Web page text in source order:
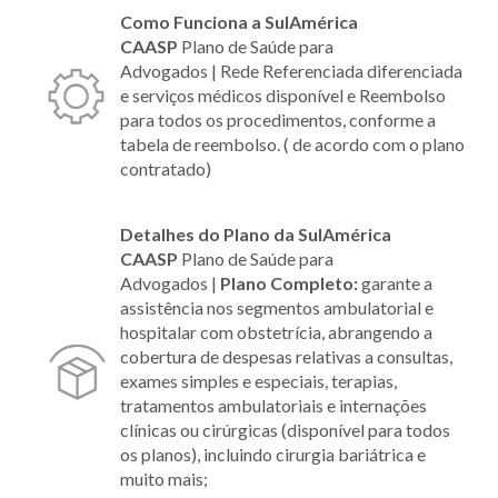
Como Funciona a SulAmérica
CAASP Plano de Saúde para
Advogados | Rede Referenciada diferenciada
e serviços médicos disponível e Reembolso
para todos os procedimentos, conforme a
tabela de reembolso. ( de acordo com o plano
contratado)
Detalhes do Plano da SulAmérica
CAASP Plano de Saúde para
Advogados | Plano Completo:garante a
assistência nos segmentos ambulatorial e
hospitalar com obstetrícia, abrangendo a
cobertura de despesas relativas a consultas,
exames simples e especiais, terapias,
tratamentos ambulatoriais e internações
clínicas ou cirúrgicas (disponível para todos
os planos), incluindo cirurgia bariátrica e
muito mais;